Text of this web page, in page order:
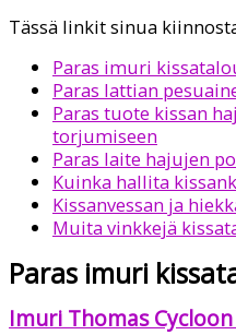
Tässä linkit sinua
Paras imuri
Paras lattian
Paras tuote kissan
torjumiseen
Paras laite hajujen
Kuinka hallita
Kissanvessan ja
Muita vinkkejä
Paras imuri
Imuri Thomas